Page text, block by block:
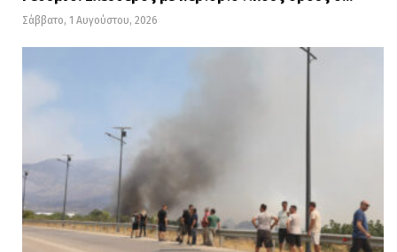
εξασφαλίσουν την ποιότητα ζωής των
ασθενών.
Σάββατο, 1 Αυγούστου, 2026